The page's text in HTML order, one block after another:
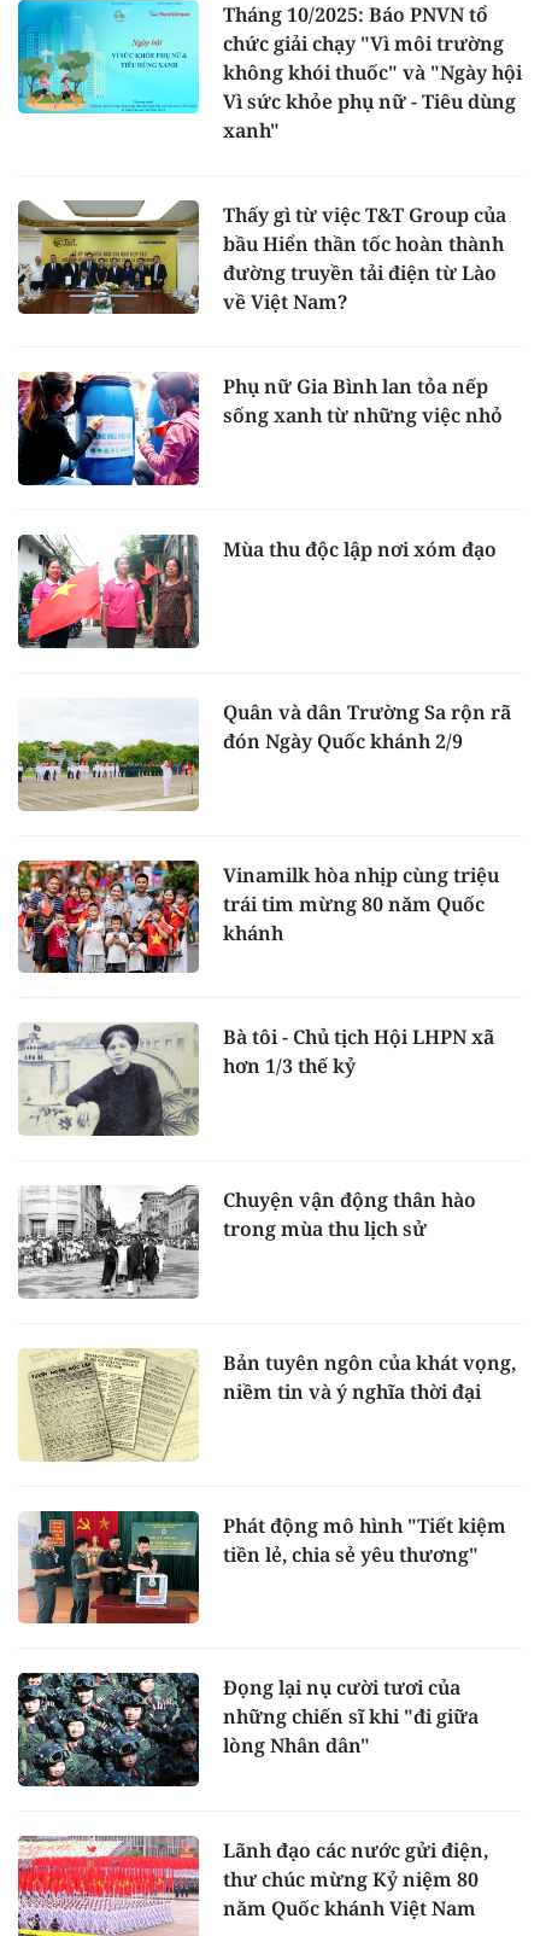
Tháng 10/2025: Báo PNVN tổ
chức giải chạy "Vì môi trường
không khói thuốc" và "Ngày hội
Vì sức khỏe phụ nữ - Tiêu dùng
xanh"
Thấy gì từ việc T&T Group của
bầu Hiển thần tốc hoàn thành
đường truyền tải điện từ Lào
về Việt Nam?
Phụ nữ Gia Bình lan tỏa nếp
sống xanh từ những việc nhỏ
Mùa thu độc lập nơi xóm đạo
Quân và dân Trường Sa rộn rã
đón Ngày Quốc khánh 2/9
Vinamilk hòa nhịp cùng triệu
trái tim mừng 80 năm Quốc
khánh
Bà tôi - Chủ tịch Hội LHPN xã
hơn 1/3 thế kỷ
Chuyện vận động thân hào
trong mùa thu lịch sử
Bản tuyên ngôn của khát vọng,
niềm tin và ý nghĩa thời đại
Phát động mô hình "Tiết kiệm
tiền lẻ, chia sẻ yêu thương"
Đọng lại nụ cười tươi của
những chiến sĩ khi "đi giữa
lòng Nhân dân"
Lãnh đạo các nước gửi điện,
thư chúc mừng Kỷ niệm 80
năm Quốc khánh Việt Nam